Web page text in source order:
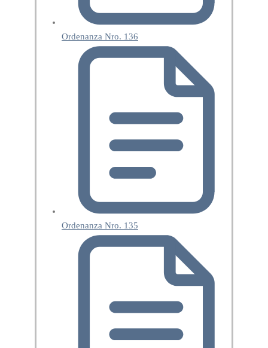
Ordenanza Nro. 136
Ordenanza Nro. 135